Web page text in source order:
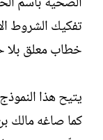
تفكيك الشروط
خطاب معلق بلا
يتيح هذا
كما صاغه مالك